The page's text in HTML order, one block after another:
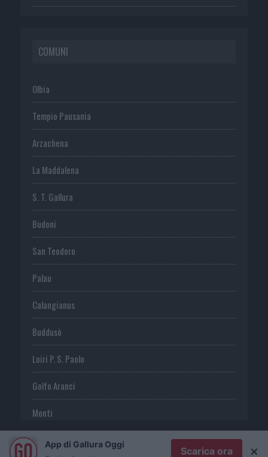
COMUNI
Olbia
Tempio Pausania
Arzachena
La Maddalena
S. T. Gallura
Budoni
San Teodoro
Palau
Calangianus
Buddusò
Loiri P. S. Paolo
Golfo Aranci
Monti
TeltiApp di Gallura Oggi
Scarica ora ×